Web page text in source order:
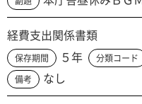
経費支出関係書類
保存期間 ５年 分類コード
備考 なし